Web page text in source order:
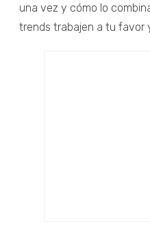
una vez y cómo lo
trends trabajen a tu favor